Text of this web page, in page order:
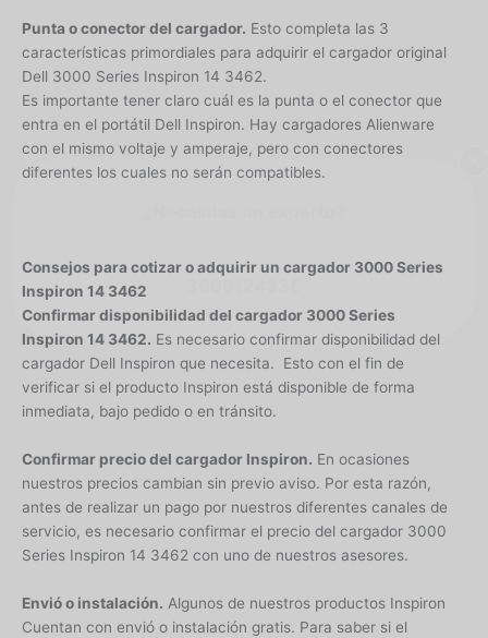
Punta o conector del cargador. Esto completa las 3
características primordiales para adquirir el cargador original
Dell 3000 Series Inspiron 14 3462.
Es importante tener claro cuál es la punta o el conector que
entra en el portátil Dell Inspiron. Hay cargadores Alienware
con el mismo voltaje y amperaje, pero con conectores
diferentes los cuales no serán compatibles.
Consejos para cotizar o adquirir un cargador 3000 Series
Inspiron 14 3462
Confirmar disponibilidad del cargador 3000 Series
Inspiron 14 3462. Es necesario confirmar disponibilidad del
cargador Dell Inspiron que necesita. Esto con el fin de
verificar si el producto Inspiron está disponible de forma
inmediata, bajo pedido o en tránsito.
Confirmar precio del cargador Inspiron. En ocasiones
nuestros precios cambian sin previo aviso. Por esta razón,
antes de realizar un pago por nuestros diferentes canales de
servicio, es necesario confirmar el precio del cargador 3000
Series Inspiron 14 3462 con uno de nuestros asesores.
Envió o instalación. Algunos de nuestros productos Inspiron
Cuentan con envió o instalación gratis. Para saber si el
Bogota – Colombia